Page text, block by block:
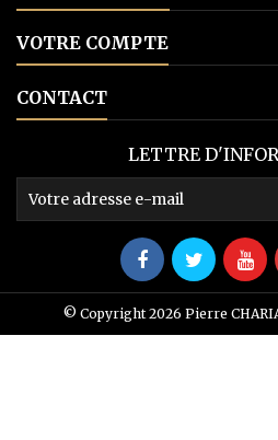
VOTRE COMPTE
CONTACT
LETTRE
© Copyright 2026 Pierre